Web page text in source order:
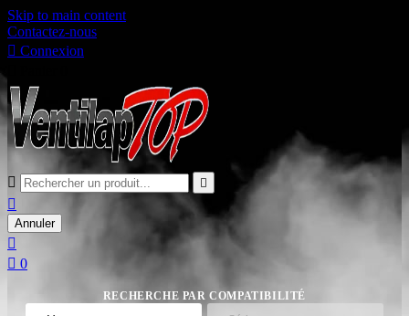
Skip to main content
Contactez-nous
 Connexion
 

Annuler

 0
RECHERCHE PAR COMPATIBILITÉ